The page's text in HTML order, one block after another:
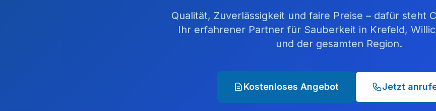
Qualität, Zuverlässigkeit und faire Preise – dafür steht
Ihr erfahrener Partner für Sauberkeit in Krefeld,
und der gesamten Region.
Kostenloses Angebot Jetzt